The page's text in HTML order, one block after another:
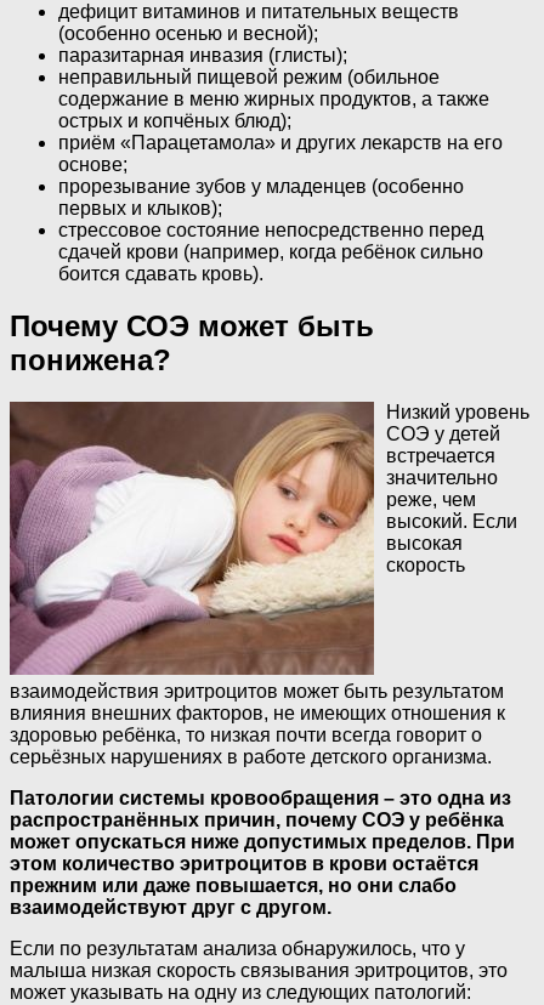
дефицит витаминов и питательных веществ
(особенно осенью и весной);
паразитарная инвазия (глисты);
неправильный пищевой режим (обильное
содержание в меню жирных продуктов, а также
острых и копчёных блюд);
приём «Парацетамола» и других лекарств на его
основе;
прорезывание зубов у младенцев (особенно
первых и клыков);
стрессовое состояние непосредственно перед
сдачей крови (например, когда ребёнок сильно
боится сдавать кровь).
Почему СОЭ может быть
понижена?
Низкий уровень
СОЭ у детей
встречается
значительно
реже, чем
высокий. Если
высокая
скорость
взаимодействия эритроцитов может быть результатом
влияния внешних факторов, не имеющих отношения к
здоровью ребёнка, то низкая почти всегда говорит о
серьёзных нарушениях в работе детского организма.
Патологии системы кровообращения – это одна из
распространённых причин, почему СОЭ у ребёнка
может опускаться ниже допустимых пределов. При
этом количество эритроцитов в крови остаётся
прежним или даже повышается, но они слабо
взаимодействуют друг с другом.
Если по результатам анализа обнаружилось, что у
малыша низкая скорость связывания эритроцитов, это
может указывать на одну из следующих патологий: